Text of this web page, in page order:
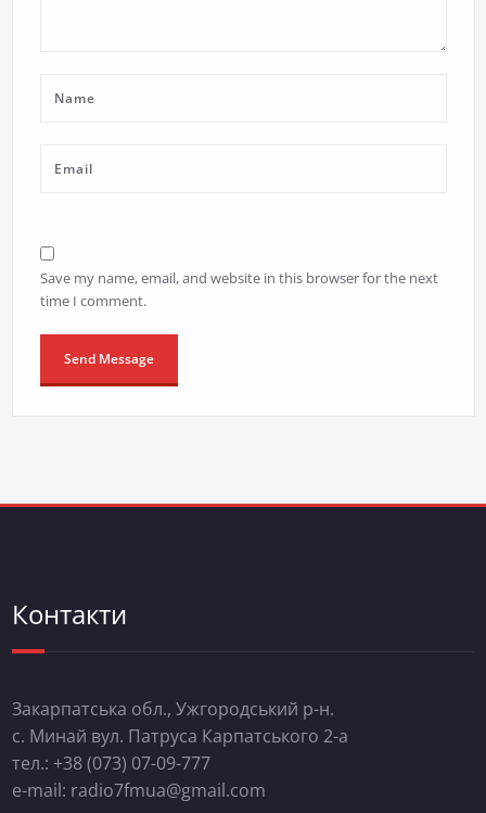
Save my name, email, and website in this browser for the next
time I comment.
Контакти
Закарпатська обл., Ужгородський р-н.
с. Минай вул. Патруса Карпатського 2-а
тел.: +38 (073) 07-09-777
e-mail: radio7fmua@gmail.com